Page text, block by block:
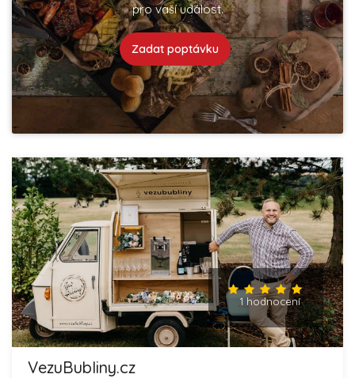
pro vaší událost.
Zadat poptávku
1 hodnocení
VezuBubliny.cz